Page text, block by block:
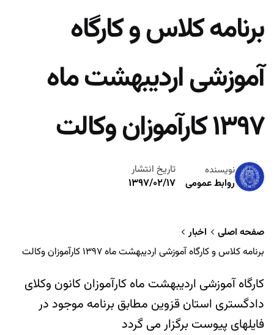
برنامه کلاس و کارگاه
آموزشی اردیبهشت ماه
۱۳۹۷ کارآموزان وکالت
نویسنده
روابط عمومی
تاریخ انتشار
۱۳۹۷/۰۲/۱۷
صفحه اصلی
اخبار
برنامه کلاس و کارگاه آموزشی اردیبهشت ماه ۱۳۹۷ کارآموزان وکالت
کارگاه آموزشی اردیبهشت ماه کارآموزان کانون وکلای
دادگستری استان قزوین مطابق برنامه موجود در
فایلهای پیوست برگزار می گردد